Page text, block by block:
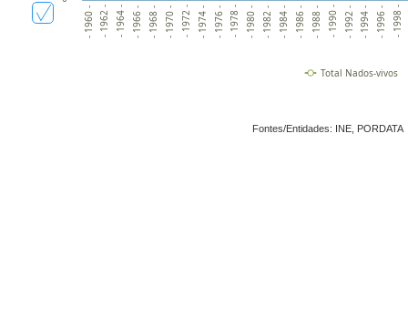
- 1960 - - 1962 - - 1964 - - 1966 - - 1968 - - 1970 - - 1972 - - 1974 - - 1976 - - 1978 - - 1980 - - 1982 - - 1984 - - 1986 - - 1988 - - 1990 - - 1992 - - 1994 - - 1996 - - 1998 -
Total Nados-vivos
Fontes/Entidades: INE, PORDATA